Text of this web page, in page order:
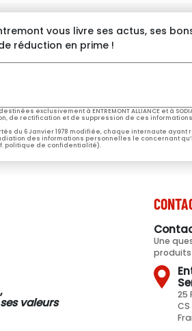
vous livre ses actus, ses
réduction en prime !
exclusivement à ENTREMONT ALLIANCE et à
de rectification et de suppression de ces
du 6 Janvier 1978 modifiée, chaque internaute
des informations personnelles le concernant
politique de confidentialité).
valeurs
Une
produits
25